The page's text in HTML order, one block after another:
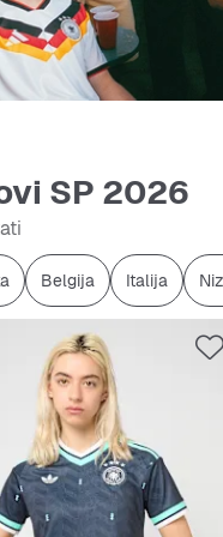
SP 2026
Belgija Italija